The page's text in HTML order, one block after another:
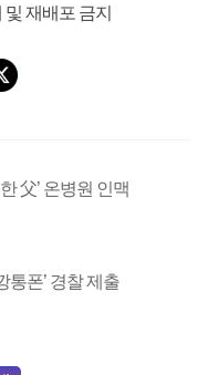
재배포 금지
父’ 온병원 인맥
통폰’ 경찰 제출